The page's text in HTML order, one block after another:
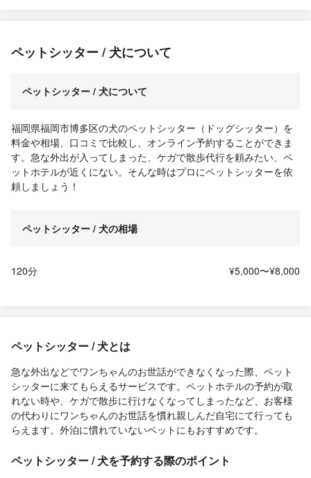
ペットシッター / 犬について
ペットシッター / 犬について
福岡県福岡市博多区の犬のペットシッター（ドッグシッター）を
料金や相場、口コミで比較し、オンライン予約することができま
す。急な外出が入ってしまった、ケガで散歩代行を頼みたい、ペ
ットホテルが近くにない。そんな時はプロにペットシッターを依
頼しましょう！
ペットシッター / 犬の相場
120分 ¥5,000〜¥8,000
ペットシッター / 犬とは
急な外出などでワンちゃんのお世話ができなくなった際、ペット
シッターに来てもらえるサービスです。ペットホテルの予約が取
れない時や、ケガで散歩に行けなくなってしまったなど、お客様
の代わりにワンちゃんのお世話を慣れ親しんだ自宅にて行っても
らえます。外泊に慣れていないペットにもおすすめです。
ペットシッター / 犬を予約する際のポイント